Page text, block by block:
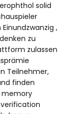
solid
,
zu
zulassen
Teilnehmer,
finden
memory